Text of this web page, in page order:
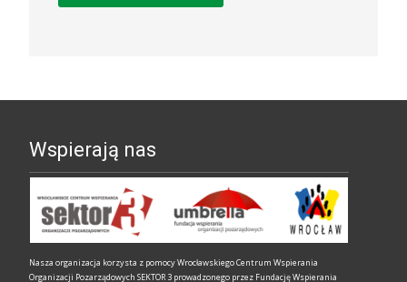
Wspierają nas
Nasza organizacja korzysta z pomocy Wrocławskiego Centrum Wspierania
Organizacji Pozarządowych SEKTOR 3 prowadzonego przez Fundację Wspierania